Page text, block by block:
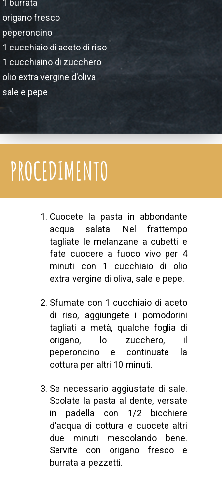
1 burrata
origano fresco
peperoncino
1 cucchiaio di aceto di riso
1 cucchiaino di zucchero
olio extra vergine d'oliva
sale e pepe
PROCEDIMENTO
Cuocete la pasta in abbondante
acqua salata. Nel frattempo
tagliate le melanzane a cubetti e
fate cuocere a fuoco vivo per 4
minuti con 1 cucchiaio di olio
extra vergine di oliva, sale e pepe.
Sfumate con 1 cucchiaio di aceto
di riso, aggiungete i pomodorini
tagliati a metà, qualche foglia di
origano, lo zucchero, il
peperoncino e continuate la
cottura per altri 10 minuti.
Se necessario aggiustate di sale.
Scolate la pasta al dente, versate
in padella con 1/2 bicchiere
d'acqua di cottura e cuocete altri
due minuti mescolando bene.
Servite con origano fresco e
burrata a pezzetti.